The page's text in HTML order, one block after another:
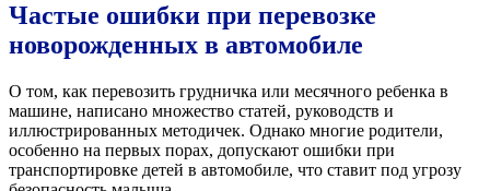
Частые ошибки при перевозке
новорожденных в автомобиле
О том, как перевозить грудничка или месячного ребенка в
машине, написано множество статей, руководств и
иллюстрированных методичек. Однако многие родители,
особенно на первых порах, допускают ошибки при
транспортировке детей в автомобиле, что ставит под угрозу